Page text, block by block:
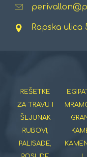
Rapska ulica
REŠETKE
ZA TRAVU I
ŠLJUNAK
RUBOVI,
PALISADE,